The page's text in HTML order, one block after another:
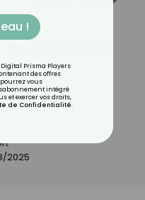
running
CROQ
2025
!
Prisma Players
des offres
vous
intégré
et exercer vos droits,
de Confidentialité.